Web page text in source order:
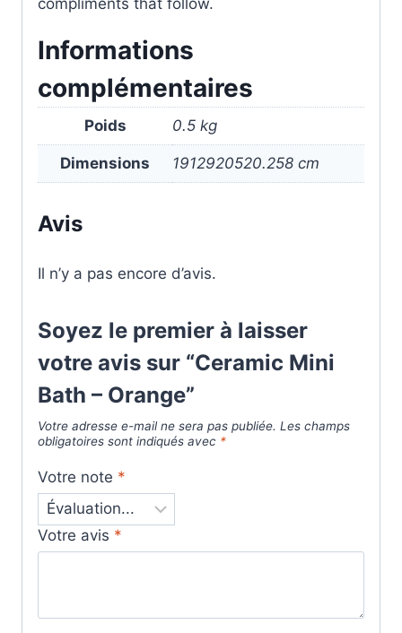
compliments that follow.
Informations
complémentaires
Poids 0.5 kg
Dimensions 1912920520.258 cm
Avis
Il n’y a pas encore d’avis.
Soyez le premier à laisser
votre avis sur “Ceramic Mini
Bath – Orange”
Votre adresse e-mail ne sera pas publiée. Les champs
obligatoires sont indiqués avec *
Votre note *
Votre avis *